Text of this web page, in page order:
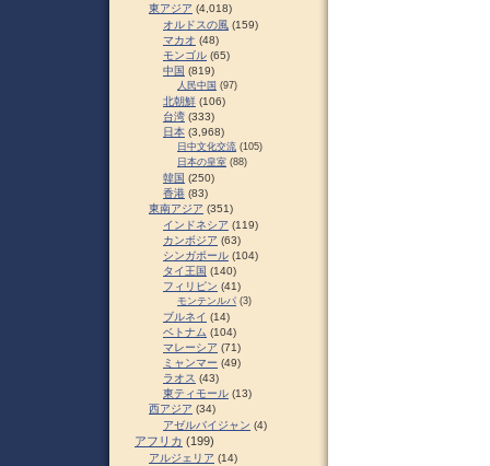
東アジア (4,018)
オルドスの風 (159)
マカオ (48)
モンゴル (65)
中国 (819)
人民中国 (97)
北朝鮮 (106)
台湾 (333)
日本 (3,968)
日中文化交流 (105)
日本の皇室 (88)
韓国 (250)
香港 (83)
東南アジア (351)
インドネシア (119)
カンボジア (63)
シンガポール (104)
タイ王国 (140)
フィリピン (41)
モンテンルパ (3)
ブルネイ (14)
ベトナム (104)
マレーシア (71)
ミャンマー (49)
ラオス (43)
東ティモール (13)
西アジア (34)
アゼルバイジャン (4)
アフリカ (199)
アルジェリア (14)